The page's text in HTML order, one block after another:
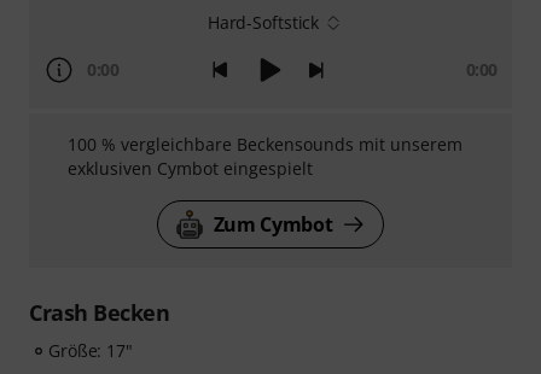
Hard-Softstick
0:00 0:00
100 % vergleichbare Beckensounds mit unserem
exklusiven Cymbot eingespielt
Zum Cymbot
Crash Becken
Größe: 17"